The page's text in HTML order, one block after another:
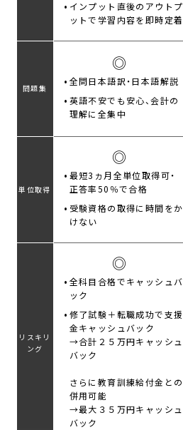
インプット直後のアウトプ
ットで学習内容を即時定着
問題集
◎
全問日本語訳・日本語解説
英語不安でも安心、会計の
理解に全集中
単位取得
◎
最短3ヵ月全単位取得可・
正答率50％で合格
受験資格の取得に時間をか
けない
リスキリ
ング
◎
全科目合格でキャッシュバ
ック
修了試験＋転職成功で支援
金キャッシュバック
→合計２５万円キャッシュ
バック
さらに教育訓練給付金との
併用可能
→最大３５万円キャッシュ
バック